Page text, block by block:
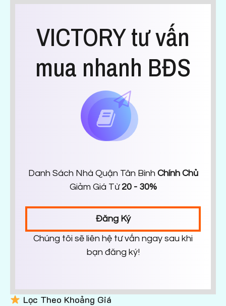
VICTORY tư vấn
mua nhanh BĐS
Danh Sách Nhà Quận Tân Bình Chính Chủ
Giảm Giá Từ 20 - 30%
Đăng Ký
Chúng tôi sẽ liên hệ tư vấn ngay sau khi
bạn đăng ký!
Lọc Theo Khoảng Giá